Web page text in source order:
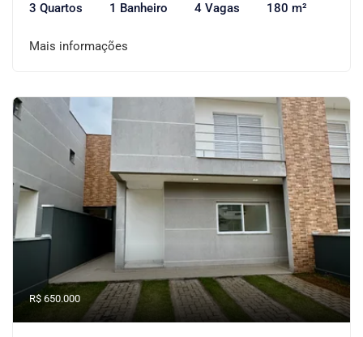
3 Quartos 1 Banheiro 4 Vagas 180 m²
Mais informações
R$ 650.000